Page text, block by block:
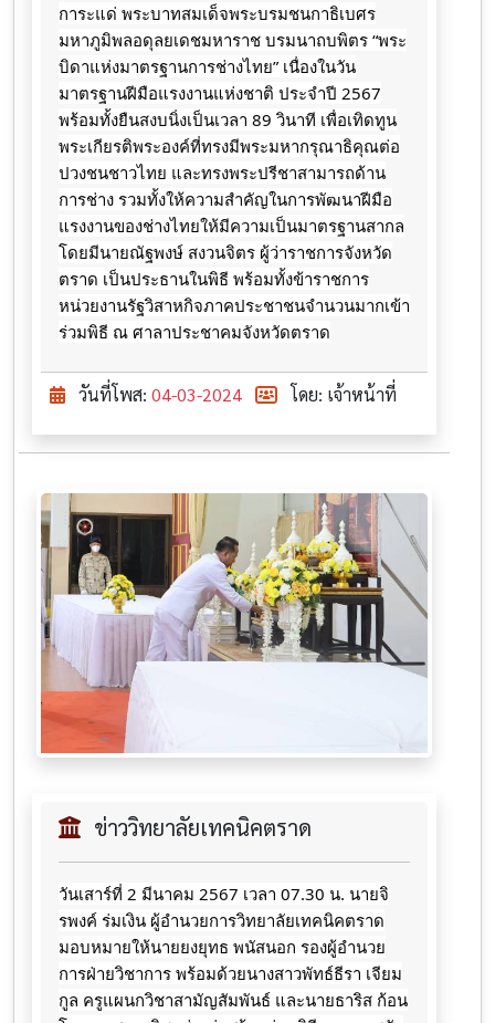
การะแด่ พระบาทสมเด็จพระบรมชนกาธิเบศร
มหาภูมิพลอดุลยเดชมหาราช บรมนาถบพิตร “พระ
บิดาแห่งมาตรฐานการช่างไทย” เนื่องในวัน
มาตรฐานฝีมือแรงงานแห่งชาติ ประจำปี 2567
พร้อมทั้งยืนสงบนิ่งเป็นเวลา 89 วินาที เพื่อเทิดทูน
พระเกียรติพระองค์ที่ทรงมีพระมหากรุณาธิคุณต่อ
ปวงชนชาวไทย และทรงพระปรีชาสามารถด้าน
การช่าง รวมทั้งให้ความสำคัญในการพัฒนาฝีมือ
แรงงานของช่างไทยให้มีความเป็นมาตรฐานสากล
โดยมีนายณัฐพงษ์ สงวนจิตร ผู้ว่าราชการจังหวัด
ตราด เป็นประธานในพิธี ​พร้อมทั้งข้าราชการ​
หน่วยงาน​รัฐ​วิสาหกิจภาคประชาชน​จำนวน​มากเข้า
ร่วมพิธี​ ณ​ ศาลา​ประชาคม​จังหวัด​ตราด
วันที่โพส: 04-03-2024 โดย: เจ้าหน้าที่
ข่าววิทยาลัยเทคนิคตราด
วันเสาร์ที่ 2 มีนาคม 2567 เวลา 07.30 น. นายจิ
รพงค์ ร่มเงิน ผู้อำนวยการวิทยาลัยเทคนิคตราด
มอบหมายให้นายยงยุทธ พนัสนอก รองผู้อำนวย
การฝ่ายวิชาการ พร้อมด้วยนางสาวพัทธ์ธีรา เจียม
กูล ครูแผนกวิชาสามัญสัมพันธ์ และนายธาริส ก้อน